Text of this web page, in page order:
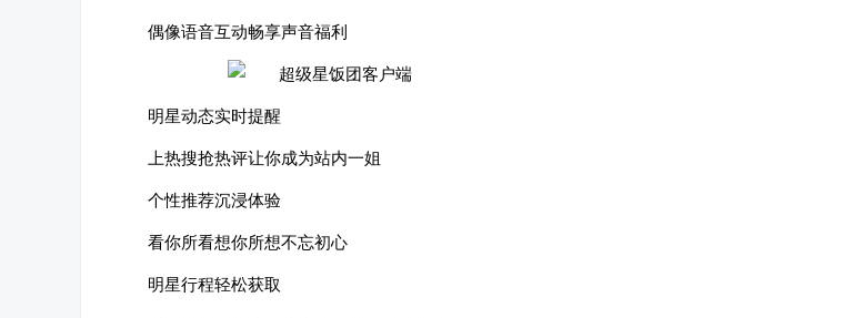
偶像语音互动畅享声音福利
明星动态实时提醒
上热搜抢热评让你成为站内一姐
个性推荐沉浸体验
看你所看想你所想不忘初心
明星行程轻松获取